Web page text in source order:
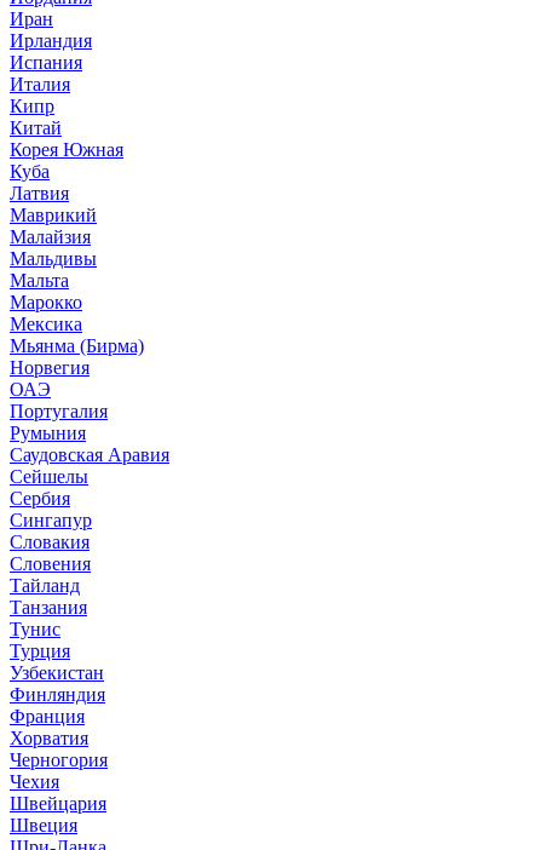
Иран
Ирландия
Испания
Италия
Кипр
Китай
Корея Южная
Куба
Латвия
Маврикий
Малайзия
Мальдивы
Мальта
Марокко
Мексика
Мьянма (Бирма)
Норвегия
ОАЭ
Португалия
Румыния
Саудовская Аравия
Сейшелы
Сербия
Сингапур
Словакия
Словения
Тайланд
Танзания
Тунис
Турция
Узбекистан
Финляндия
Франция
Хорватия
Черногория
Чехия
Швейцария
Швеция